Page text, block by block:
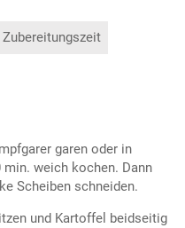
Zubereitungszeit
garen oder in
weich kochen. Dann
Scheiben schneiden.
und Kartoffel beidseitig